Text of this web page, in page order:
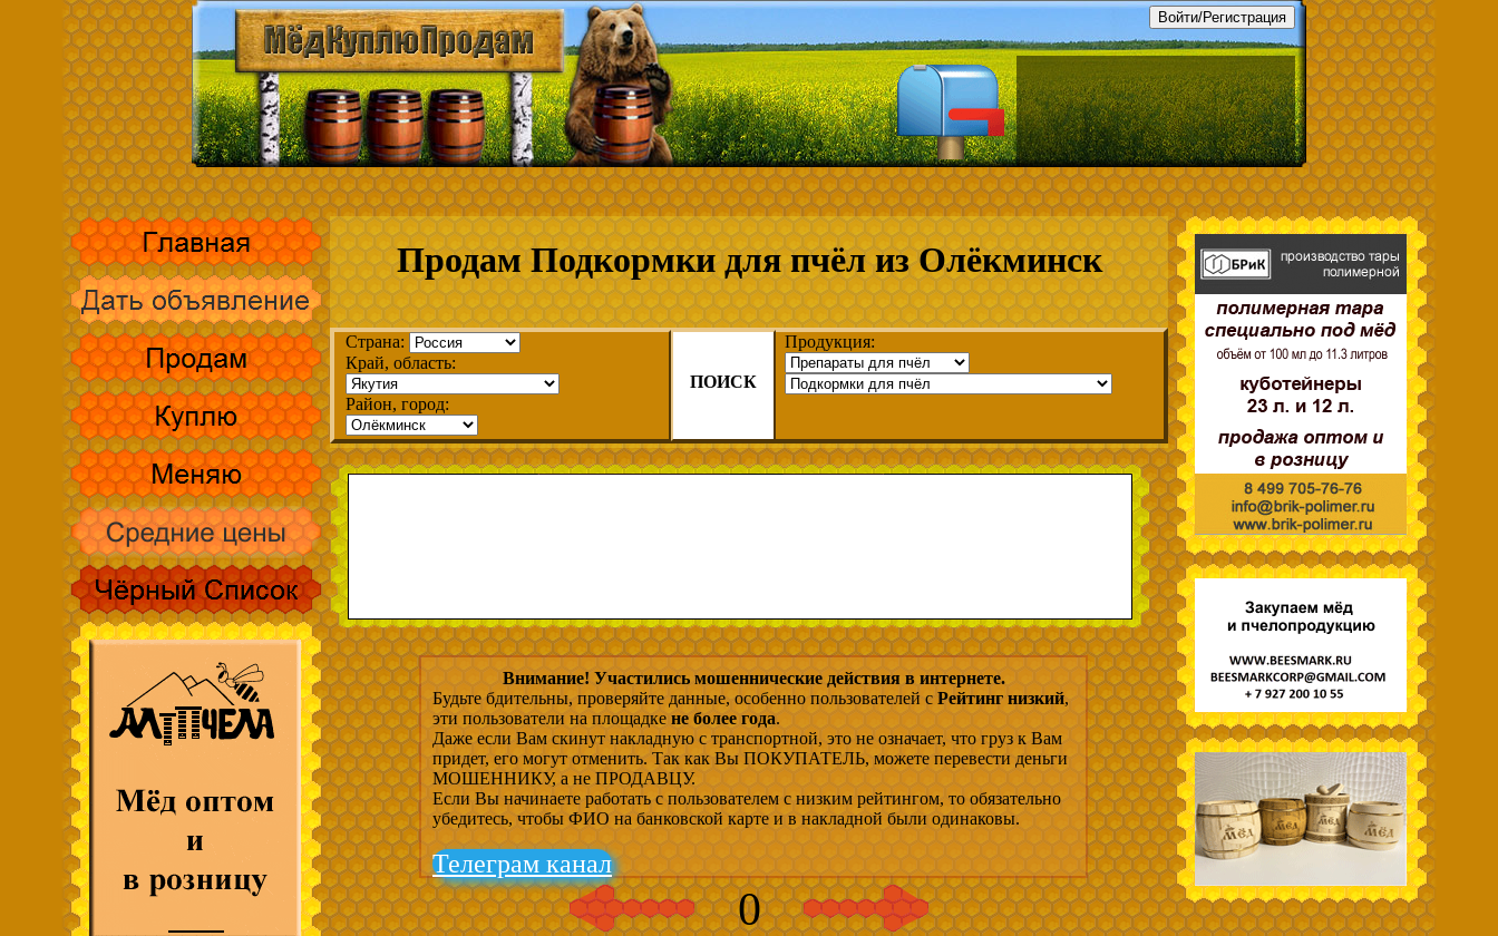
Продам Подкормки для пчёл из Олёкминск
Страна:
Край, область:
Район, город:
Продукция:
ПОИСК
Внимание! Участились мошеннические действия в интернете.
Будьте бдительны, проверяйте данные, особенно пользователей с Рейтинг низкий,
эти пользователи на площадке не более года.
Даже если Вам скинут накладную с транспортной, это не означает, что груз к Вам
придет, его могут отменить. Так как Вы ПОКУПАТЕЛЬ, можете перевести деньги
МОШЕННИКУ, а не ПРОДАВЦУ.
Если Вы начинаете работать с пользователем с низким рейтингом, то обязательно
убедитесь, чтобы ФИО на банковской карте и в накладной были одинаковы.
Телеграм канал
0